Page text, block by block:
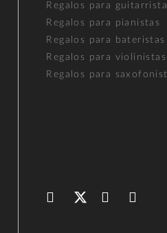
Regalos para
Regalos para pianistas
Regalos para bateristas
Regalos para violinistas
Regalos para